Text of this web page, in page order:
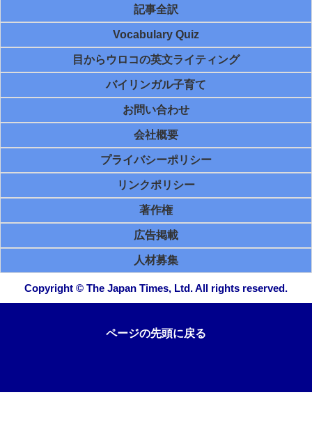
記事全訳
Vocabulary Quiz
目からウロコの英文ライティング
バイリンガル子育て
お問い合わせ
会社概要
プライバシーポリシー
リンクポリシー
著作権
広告掲載
人材募集
Copyright © The Japan Times, Ltd. All rights reserved.
ページの先頭に戻る